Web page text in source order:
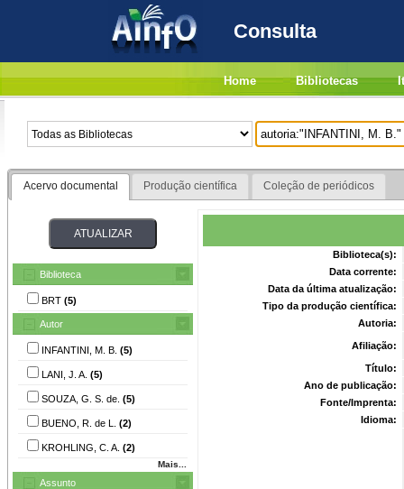
Consulta
Home Bibliotecas
Acervo documental Produção científica Coleção de periódicos
Biblioteca
BRT (5)
Autor
INFANTINI, M. B. (5)
LANI, J. A. (5)
SOUZA, G. S. de. (5)
BUENO, R. de L. (2)
KROHLING, C. A. (2)
Mais...
Assunto
Biblioteca(s):
Data corrente:
Data da última atualização:
Tipo da produção científica:
Autoria:
Afiliação:
Título:
Ano de publicação:
Fonte/Imprenta:
Idioma: